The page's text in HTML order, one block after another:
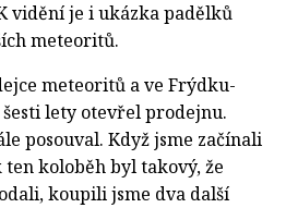
vidění je i ukázka padělků
meteoritů.
meteoritů a ve Frýdku-
lety otevřel prodejnu.
posouval. Když jsme začínali
koloběh byl takový, že
koupili jsme dva další